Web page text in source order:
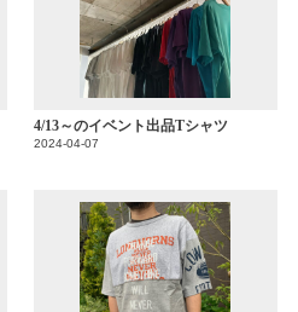
4/13～のイベント出品Tシャツ
2024-04-07